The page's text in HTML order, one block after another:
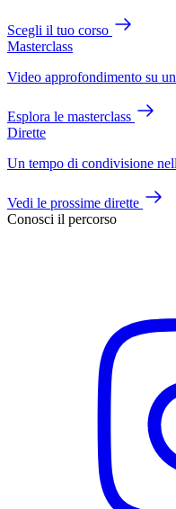
Scegli il tuo corso
Masterclass
Video approfondimento su
Esplora le masterclass
Dirette
Un tempo di condivisione
Vedi le prossime dirette
Conosci il percorso